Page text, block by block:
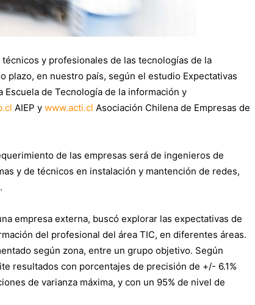
y profesionales de las tecnologías de la
plazo, en nuestro país, según el estudio Expectativas
de Tecnología de la información y
AIEP y www.acti.cl Asociación Chilena de Empresas de
de las empresas será de ingenieros de
y de técnicos en instalación y mantención de redes,
empresa externa, buscó explorar las expectativas de
del profesional del área TIC, en diferentes áreas.
según zona, entre un grupo objetivo. Según
resultados con porcentajes de precisión de +/- 6.1%
de varianza máxima, y con un 95% de nivel de